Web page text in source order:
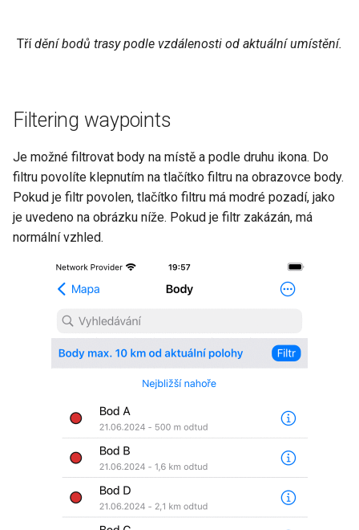
Třídění bodů trasy podle vzdálenosti od aktuální umístění.
Filtering waypoints
Je možné filtrovat body na místě a podle druhu ikona. Do
filtru povolíte klepnutím na tlačítko filtru na obrazovce body.
Pokud je filtr povolen, tlačítko filtru má modré pozadí, jako
je uvedeno na obrázku níže. Pokud je filtr zakázán, má
normální vzhled.